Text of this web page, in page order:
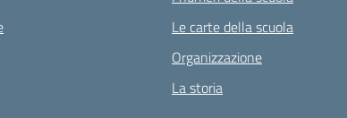
Le carte della scuola
Organizzazione
La storia